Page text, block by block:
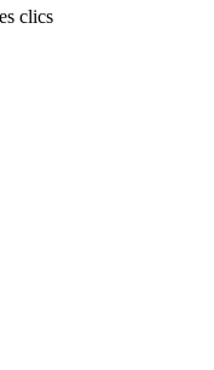
clics